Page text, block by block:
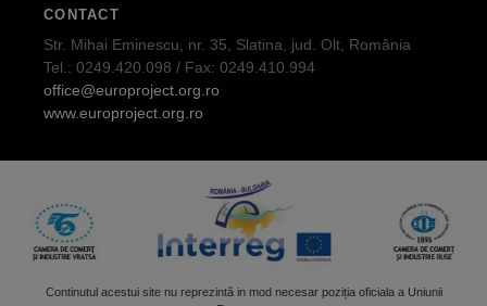
CONTACT
Str. Mihai Eminescu, nr. 35, Slatina, jud. Olt, România
Tel.: 0249.420.098 / Fax: 0249.410.994
office@europroject.org.ro
www.europroject.org.ro
Continutul acestui site nu reprezintă in mod necesar poziția oficiala a Uniunii